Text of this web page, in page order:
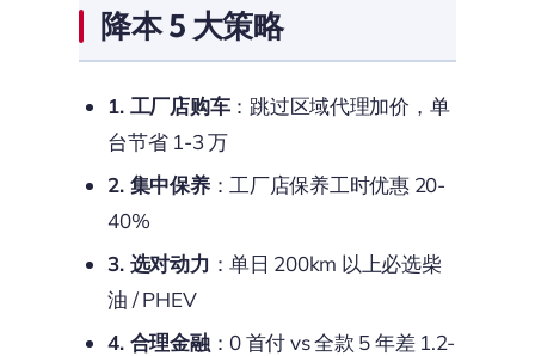
降本 5 大策略
1. 工厂店购车：跳过区域代理加价，单
台节省 1-3 万
2. 集中保养：工厂店保养工时优惠 20-
40%
3. 选对动力 ：单日 200km 以上必选柴
油 / PHEV
4. 合理金融：0 首付 vs 全款 5 年差 1.2-